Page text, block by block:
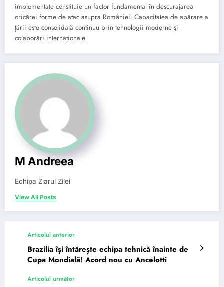
implementate constituie un factor fundamental în descurajarea
oricărei forme de atac asupra României. Capacitatea de apărare a
țării este consolidată continuu prin tehnologii moderne și
colaborări internaționale.
M Andreea
Echipa Ziarul Zilei
View All Posts
Articolul anterior
Brazilia își întărește echipa tehnică înainte de
Cupa Mondială! Acord nou cu Ancelotti
Articolul următor